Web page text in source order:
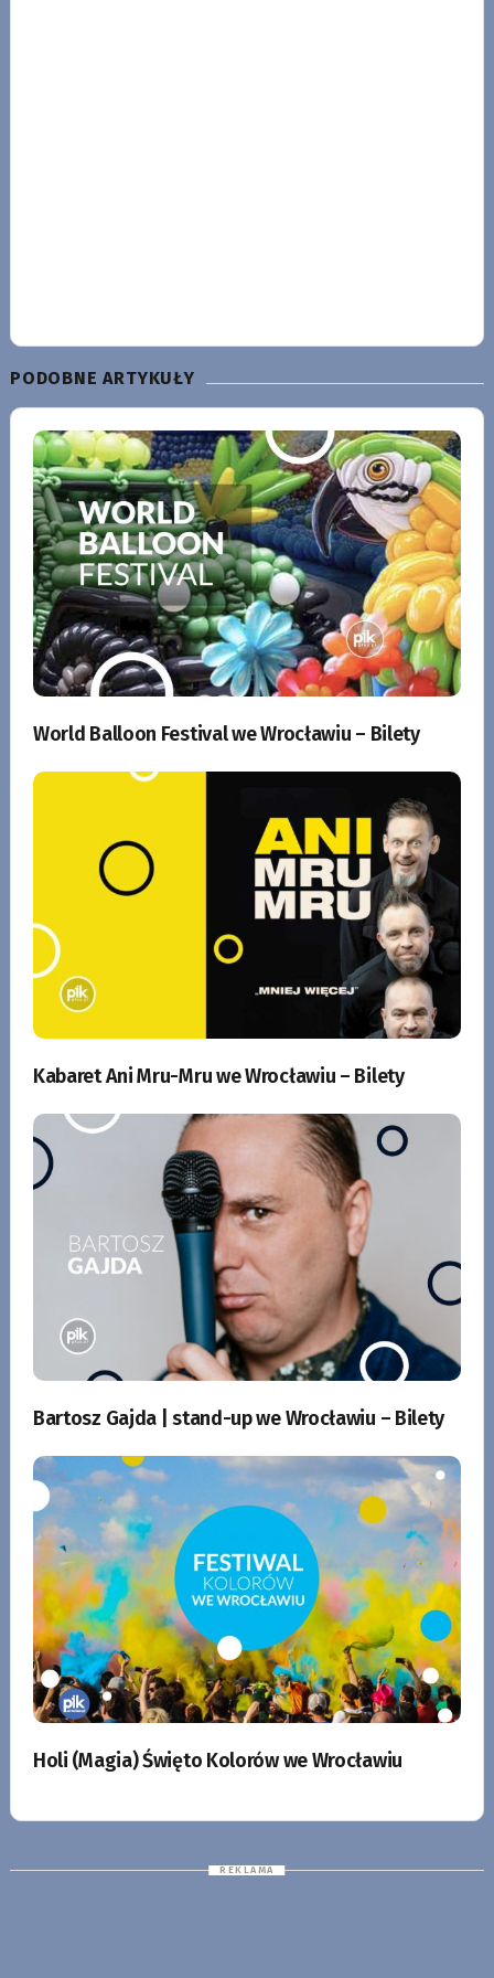
PODOBNE ARTYKUŁY
World Balloon Festival we Wrocławiu – Bilety
Kabaret Ani Mru-Mru we Wrocławiu – Bilety
Bartosz Gajda | stand-up we Wrocławiu – Bilety
Holi (Magia) Święto Kolorów we Wrocławiu